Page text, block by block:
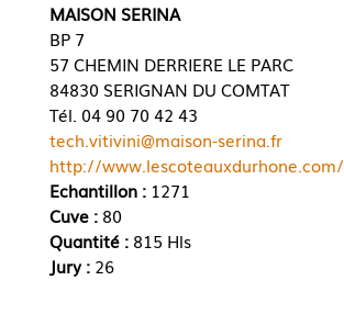
MAISON SERINA
BP 7
57 CHEMIN DERRIERE LE PARC
84830 SERIGNAN DU COMTAT
Tél. 04 90 70 42 43
tech.vitivini@maison-serina.fr
http://www.lescoteauxdurhone.com/
Echantillon :1271
Cuve : 80
Quantité : 815 Hls
Jury : 26